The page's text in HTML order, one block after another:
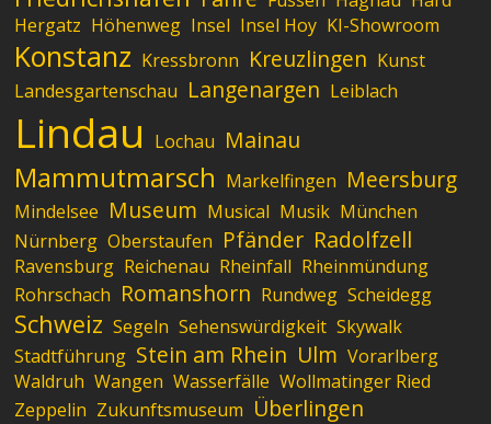
Hergatz Höhenweg Insel Insel Hoy KI-Showroom
Konstanz Kressbronn Kreuzlingen Kunst
Landesgartenschau Langenargen Leiblach
Lindau Lochau Mainau
Mammutmarsch Markelfingen Meersburg
Mindelsee Museum Musical Musik München
Nürnberg Oberstaufen Pfänder Radolfzell
Ravensburg Reichenau Rheinfall Rheinmündung
Rohrschach Romanshorn Rundweg Scheidegg
Schweiz Segeln Sehenswürdigkeit Skywalk
Stadtführung Stein am Rhein Ulm Vorarlberg
Waldruh Wangen Wasserfälle Wollmatinger Ried
Zeppelin Zukunftsmuseum Überlingen